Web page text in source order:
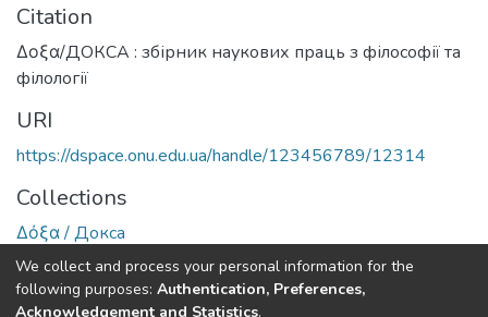
Citation
Δοξα/ДОКСА : збірник наукових праць з філософії та
філології
URI
https://dspace.onu.edu.ua/handle/123456789/12314
Collections
Δόξα / Докса
Full item page
We collect and process your personal information for the
following purposes: Authentication, Preferences,
Acknowledgement and Statistics.